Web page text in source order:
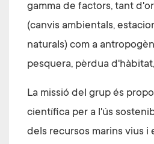
gamma de factors, tant
(canvis ambientals,
naturals) com a
pesquera, pèrdua
La missió del grup és
científica per a l'ús
dels recursos marins vius i